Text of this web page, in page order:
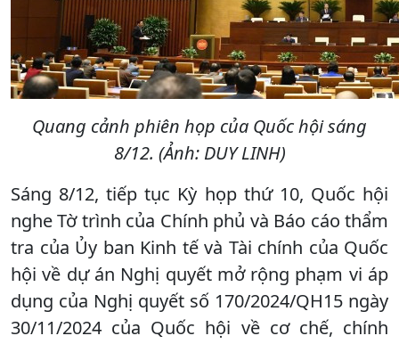
Quang cảnh phiên họp của Quốc hội sáng
8/12. (Ảnh: DUY LINH)
Sáng 8/12, tiếp tục Kỳ họp thứ 10, Quốc hội
nghe Tờ trình của Chính phủ và Báo cáo thẩm
tra của Ủy ban Kinh tế và Tài chính của Quốc
hội về dự án Nghị quyết mở rộng phạm vi áp
dụng của Nghị quyết số 170/2024/QH15 ngày
30/11/2024 của Quốc hội về cơ chế, chính